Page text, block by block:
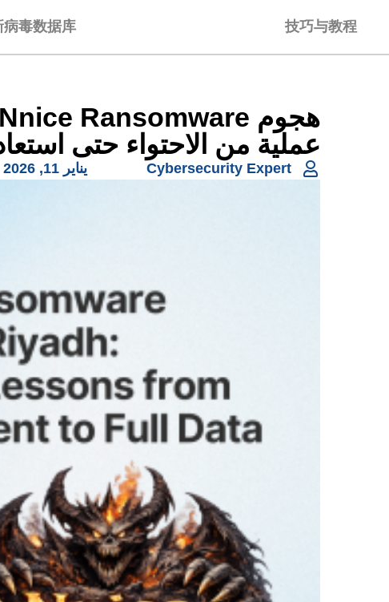
技巧与教程
病毒数据库
عملية من الاحتواء حتى
Cybersecurity Expert يناير 11, 2026